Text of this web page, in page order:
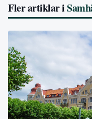
Fler artiklar i